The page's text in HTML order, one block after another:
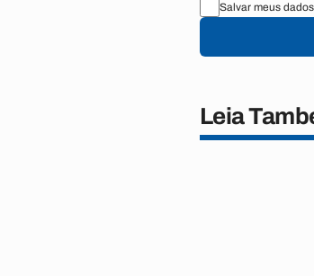
Salvar meus
Leia